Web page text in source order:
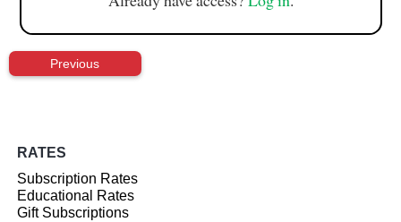
Previous
RATES
Subscription Rates
Educational Rates
Gift Subscriptions